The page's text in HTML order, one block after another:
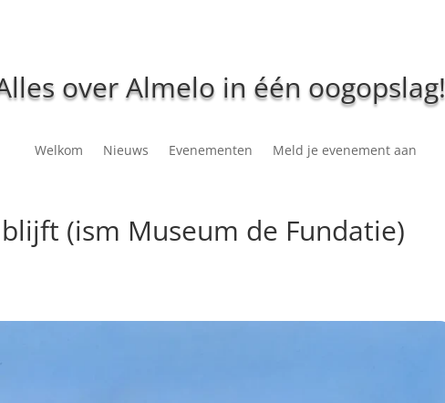
over Almelo in één oogopslag!
Welkom Nieuws Evenementen Meld je evenement aan
(ism Museum de Fundatie)